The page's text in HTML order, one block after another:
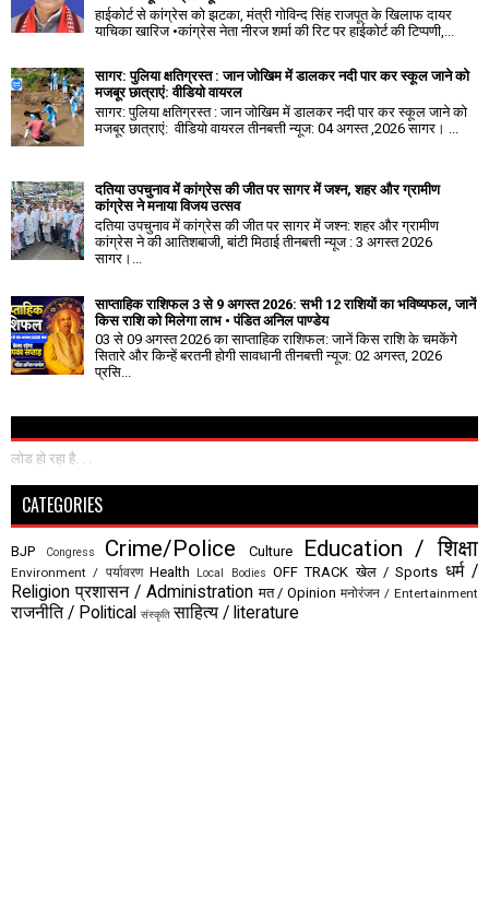
हाईकोर्ट से कांग्रेस को झटका, मंत्री गोविन्द सिंह राजपूत के खिलाफ दायर
याचिका खारिज •कांग्रेस नेता नीरज शर्मा की रिट पर हाईकोर्ट की टिप्पणी,...
सागर: पुलिया क्षतिग्रस्त : जान जोखिम में डालकर नदी पार कर स्कूल जाने को
मजबूर छात्राएं: वीडियो वायरल
सागर: पुलिया क्षतिग्रस्त : जान जोखिम में डालकर नदी पार कर स्कूल जाने को
मजबूर छात्राएं: वीडियो वायरल तीनबत्ती न्यूज: 04 अगस्त ,2026 सागर। ...
दतिया उपचुनाव में कांग्रेस की जीत पर सागर में जश्न, शहर और ग्रामीण
कांग्रेस ने मनाया विजय उत्सव
दतिया उपचुनाव में कांग्रेस की जीत पर सागर में जश्न: शहर और ग्रामीण
कांग्रेस ने की आतिशबाजी, बांटी मिठाई तीनबत्ती न्यूज : 3 अगस्त 2026
सागर।...
साप्ताहिक राशिफल 3 से 9 अगस्त 2026: सभी 12 राशियों का भविष्यफल, जानें
किस राशि को मिलेगा लाभ • पंडित अनिल पाण्डेय
03 से 09 अगस्त 2026 का साप्ताहिक राशिफल: जानें किस राशि के चमकेंगे
सितारे और किन्हें बरतनी होगी सावधानी तीनबत्ती न्यूज: 02 अगस्त, 2026
प्रसि...
लोड हो रहा है. . .
CATEGORIES
BJP Congress Crime/Police Culture Education / शिक्षा
Environment / पर्यावरण Health Local Bodies OFF TRACK खेल / Sports धर्म /
Religion प्रशासन / Administration मत / Opinion मनोरंजन / Entertainment
राजनीति / Political संस्कृति साहित्य / literature